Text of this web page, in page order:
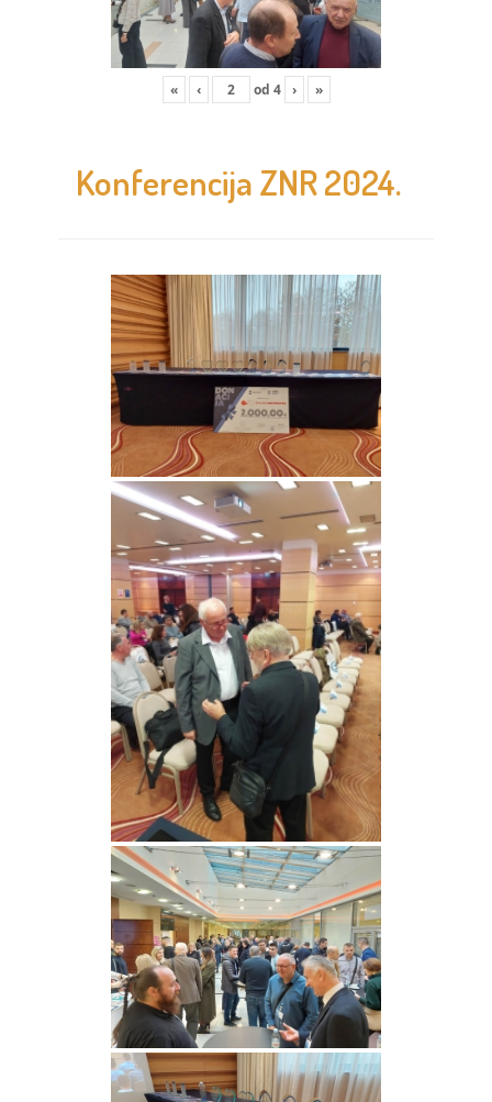
« ‹ od 4 › »
Konferencija ZNR 2024.